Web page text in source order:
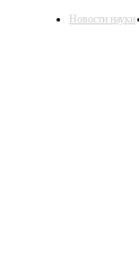
Новости науки